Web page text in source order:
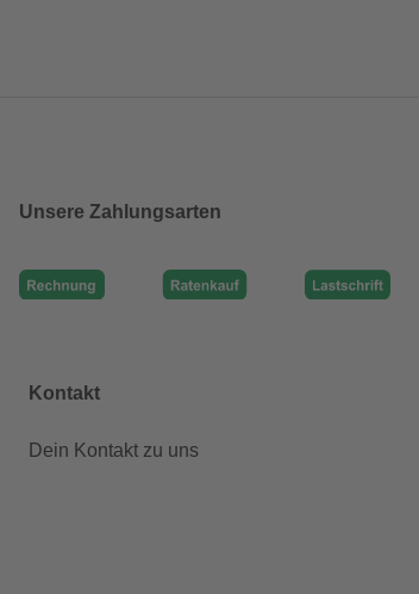
Unsere Zahlungsarten
Kontakt
Dein Kontakt zu uns